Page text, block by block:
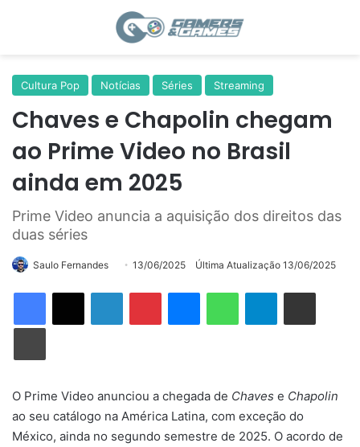
Cultura Pop Notícias Séries Streaming
Chaves e Chapolin chegam
ao Prime Video no Brasil
ainda em 2025
Prime Video anuncia a aquisição dos direitos das
duas séries
Saulo Fernandes
Follow13/06/2025 Última Atualização 13/06/2025
LinkedinPinterestMessengerWhatsAppTelegramCompartilhar via e-mail
Imprimir
O Prime Video anunciou a chegada de Chaves e Chapolin
ao seu catálogo na América Latina, com exceção do
México, ainda no segundo semestre de 2025. O acordo de